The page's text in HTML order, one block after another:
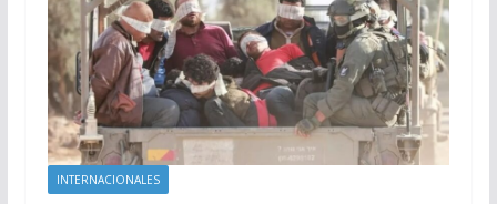
INTERNACIONALES